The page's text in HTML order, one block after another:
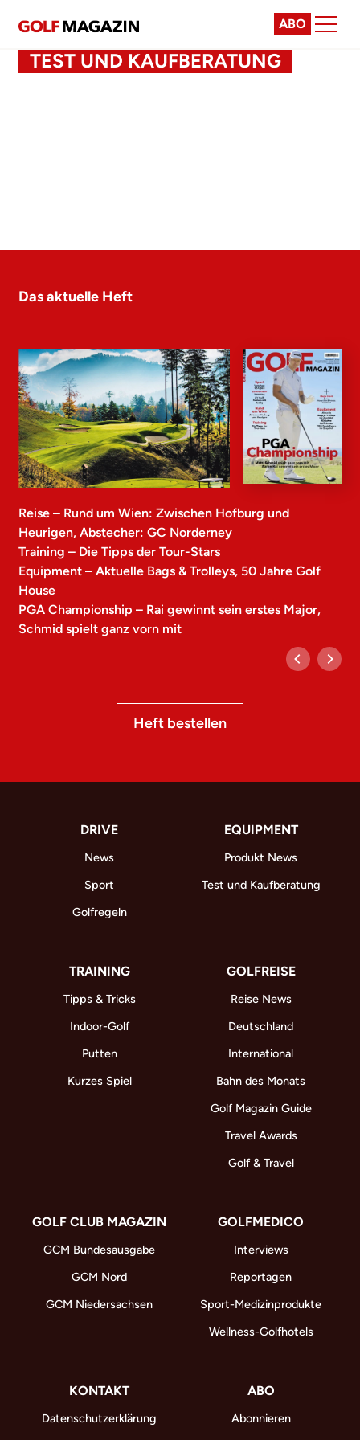
ABO
TEST UND KAUFBERATUNG
Das aktuelle Heft
Reise – Rund um Wien: Zwischen Hofburg und
Heurigen, Abstecher: GC Norderney
Training – Die Tipps der Tour-Stars
Equipment – Aktuelle Bags & Trolleys, 50 Jahre Golf
House
PGA Championship – Rai gewinnt sein erstes Major,
Schmid spielt ganz vorn mit
Heft bestellen
DRIVE
News
Sport
Golfregeln
EQUIPMENT
Produkt News
Test und Kaufberatung
TRAINING
Tipps & Tricks
Indoor-Golf
Putten
Kurzes Spiel
GOLFREISE
Reise News
Deutschland
International
Bahn des Monats
Golf Magazin Guide
Travel Awards
Golf & Travel
GOLF CLUB MAGAZIN
GCM Bundesausgabe
GCM Nord
GCM Niedersachsen
GOLFMEDICO
Interviews
Reportagen
Sport-Medizinprodukte
Wellness-Golfhotels
KONTAKT
Datenschutzerklärung
ABO
Abonnieren